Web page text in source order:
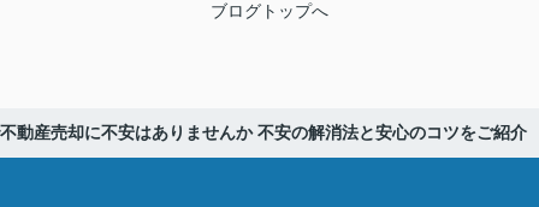
ブログトップへ
動産売却に不安はありませんか 不安の解消法と安心のコツをご紹介